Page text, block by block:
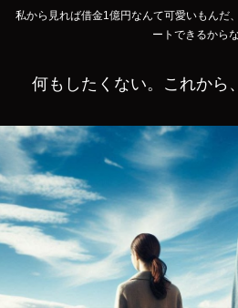
私から見れば借金1億円なんて可愛いもんだ
ートできるから
何もしたくない。これから